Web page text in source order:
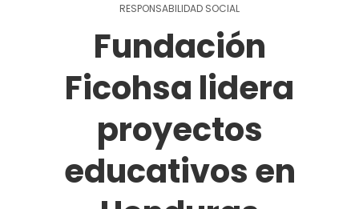
RESPONSABILIDAD SOCIAL
Fundación
Ficohsa lidera
proyectos
educativos en